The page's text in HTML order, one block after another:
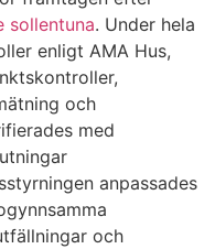
sollentuna. Under hela
enligt AMA Hus,
och
med
anpassades
och